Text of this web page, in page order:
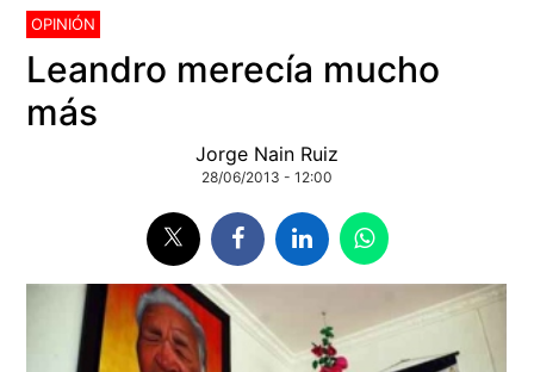
OPINIÓN
Leandro merecía mucho
más
Jorge Nain Ruiz
28/06/2013 - 12:00